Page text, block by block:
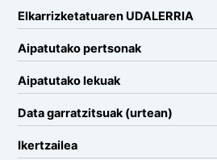
Elkarrizketatuaren UDALERRIA
Aipatutako pertsonak
Aipatutako lekuak
Data garratzitsuak (urtean)
Ikertzailea